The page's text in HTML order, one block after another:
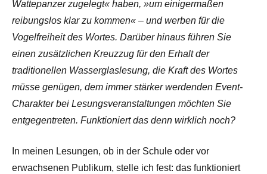
Wattepanzer zugelegt« haben, »um einigermaßen
reibungslos klar zu kommen« – und werben für die
Vogelfreiheit des Wortes. Darüber hinaus führen Sie
einen zusätzlichen Kreuzzug für den Erhalt der
traditionellen Wasserglaslesung, die Kraft des Wortes
müsse genügen, dem immer stärker werdenden Event-
Charakter bei Lesungsveranstaltungen möchten Sie
entgegentreten. Funktioniert das denn wirklich noch?
In meinen Lesungen, ob in der Schule oder vor
erwachsenen Publikum, stelle ich fest: das funktioniert